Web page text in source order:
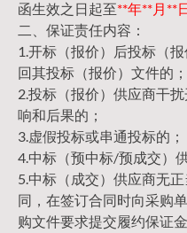
函生效之日起至**年**月**
二、保证责任内容：
1.开标（报价）后投标（
回其投标（报价）文件的；
2.投标（报价）供应商干
响和后果的；
3.虚假投标或串通投标的；
4.中标（预中标/预成交）
5.中标（成交）供应商无
同，在签订合同时向采购
购文件要求提交履约保证金